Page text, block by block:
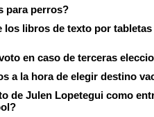
para perros?
los libros de texto por tabletas
en caso de terceras
a la hora de elegir destino
de Julen Lopetegui como